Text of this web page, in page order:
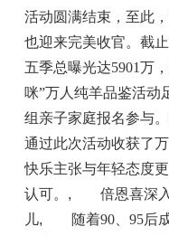
活动圆满结束，至此
也迎来完美收官。截
五季总曝光达5901万
咪”万人纯羊品鉴活动
组亲子家庭报名参与
通过此次活动收获了
快乐主张与年轻态度
认可。 , 倍恩喜深入
儿, 随着90、95后成